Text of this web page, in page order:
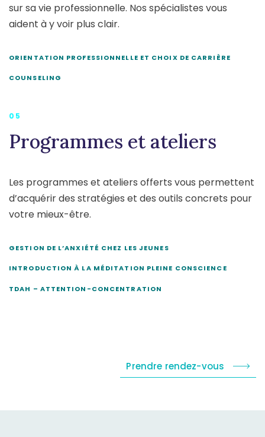
sur sa vie professionnelle. Nos spécialistes vous
aident à y voir plus clair.
ORIENTATION PROFESSIONNELLE ET CHOIX DE CARRIÈRE
COUNSELING
05
Programmes et ateliers
Les programmes et ateliers offerts vous permettent
d’acquérir des stratégies et des outils concrets pour
votre mieux-être.
GESTION DE L’ANXIÉTÉ CHEZ LES JEUNES
INTRODUCTION À LA MÉDITATION PLEINE CONSCIENCE
TDAH – ATTENTION-CONCENTRATION
Prendre rendez-vous